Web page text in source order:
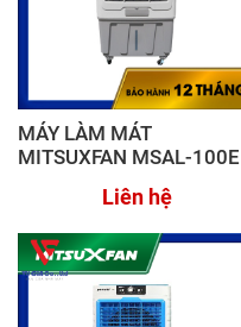
MÁY LÀM MÁT
MITSUXFAN MSAL-100E
Liên hệ